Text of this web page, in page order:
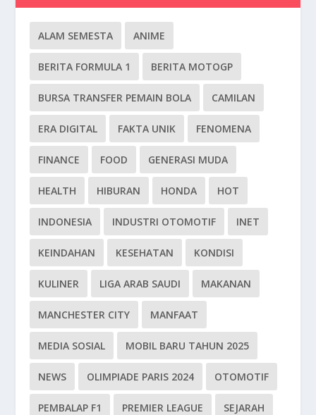
ALAM SEMESTA ANIME
BERITA FORMULA 1 BERITA MOTOGP
BURSA TRANSFER PEMAIN BOLA CAMILAN
ERA DIGITAL FAKTA UNIK FENOMENA
FINANCE FOOD GENERASI MUDA
HEALTH HIBURAN HONDA HOT
INDONESIA INDUSTRI OTOMOTIF INET
KEINDAHAN KESEHATAN KONDISI
KULINER LIGA ARAB SAUDI MAKANAN
MANCHESTER CITY MANFAAT
MEDIA SOSIAL MOBIL BARU TAHUN 2025
NEWS OLIMPIADE PARIS 2024 OTOMOTIF
PEMBALAP F1 PREMIER LEAGUE SEJARAH